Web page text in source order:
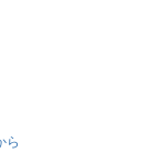
ら